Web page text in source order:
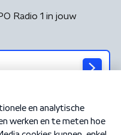
Radio 1 in jouw